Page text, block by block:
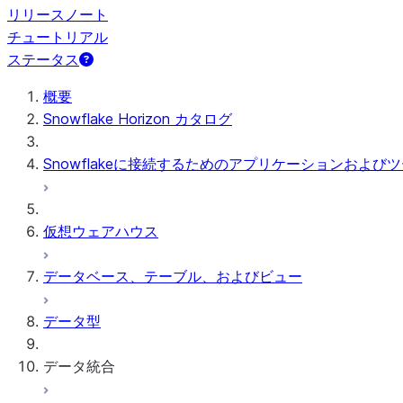
リリースノート
チュートリアル
ステータス
概要
Snowflake Horizon カタログ
Snowflakeに接続するためのアプリケーションおよび
仮想ウェアハウス
データベース、テーブル、およびビュー
データ型
データ統合